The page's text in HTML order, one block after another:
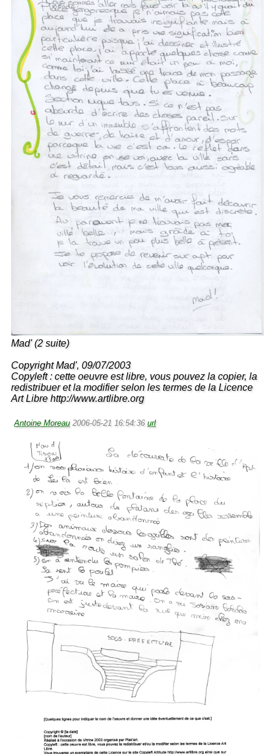
Mad' (2 suite)
Copyright Mad', 09/07/2003
Copyleft : cette oeuvre est libre, vous pouvez la copier, la
redistribuer et la modifier selon les termes de la Licence
Art Libre http://www.artlibre.org
Antoine Moreau 2006-05-21 16:54:36 url